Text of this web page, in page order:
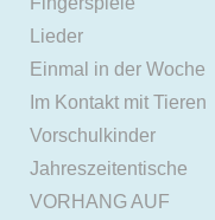
Lieder
Einmal in der Woche
Im Kontakt mit Tieren
Vorschulkinder
Jahreszeitentische
VORHANG AUF